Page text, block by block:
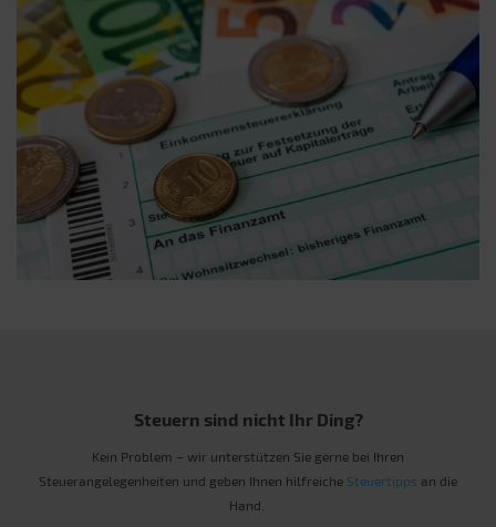
Steuern sind nicht Ihr Ding?
Kein Problem – wir unterstützen Sie gerne bei Ihren
Steuerangelegenheiten und geben Ihnen hilfreiche Steuertipps an die
Hand.